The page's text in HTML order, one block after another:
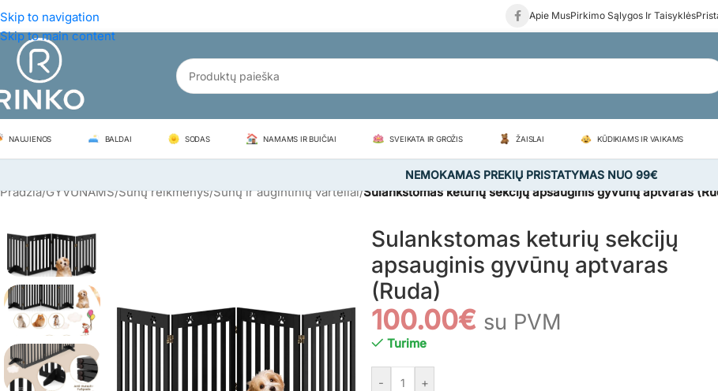
Skip to navigation
Skip to main content
Apie MusPirkimo Sąlygos Ir Taisyklės
NAUJIENOS BALDAI SODAS NAMAMS IR BUIČIAI SVEIKATA IR GROŽIS ŽAISLAI KŪDIKIAMS IR VAIKAMS
NEMOKAMAS PREKIŲ PRISTATYMAS NUO 99€
Pradžia/GYVŪNAMS/Šunų reikmenys/Šunų ir augintinių varteliai/Sulankstomas keturių sekcijų apsauginis gyvūnų aptvaras
Sulankstomas keturių sekcijų
apsauginis gyvūnų aptvaras
(Ruda)
100.00€ su PVM
Turime
- +